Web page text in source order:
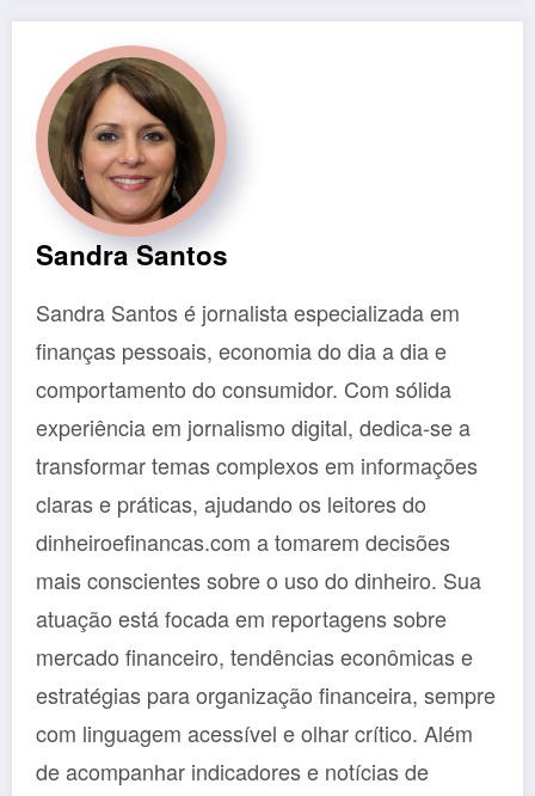
Sandra Santos
Sandra Santos é jornalista especializada em
finanças pessoais, economia do dia a dia e
comportamento do consumidor. Com sólida
experiência em jornalismo digital, dedica-se a
transformar temas complexos em informações
claras e práticas, ajudando os leitores do
dinheiroefinancas.com a tomarem decisões
mais conscientes sobre o uso do dinheiro. Sua
atuação está focada em reportagens sobre
mercado financeiro, tendências econômicas e
estratégias para organização financeira, sempre
com linguagem acessível e olhar crítico. Além
de acompanhar indicadores e notícias de